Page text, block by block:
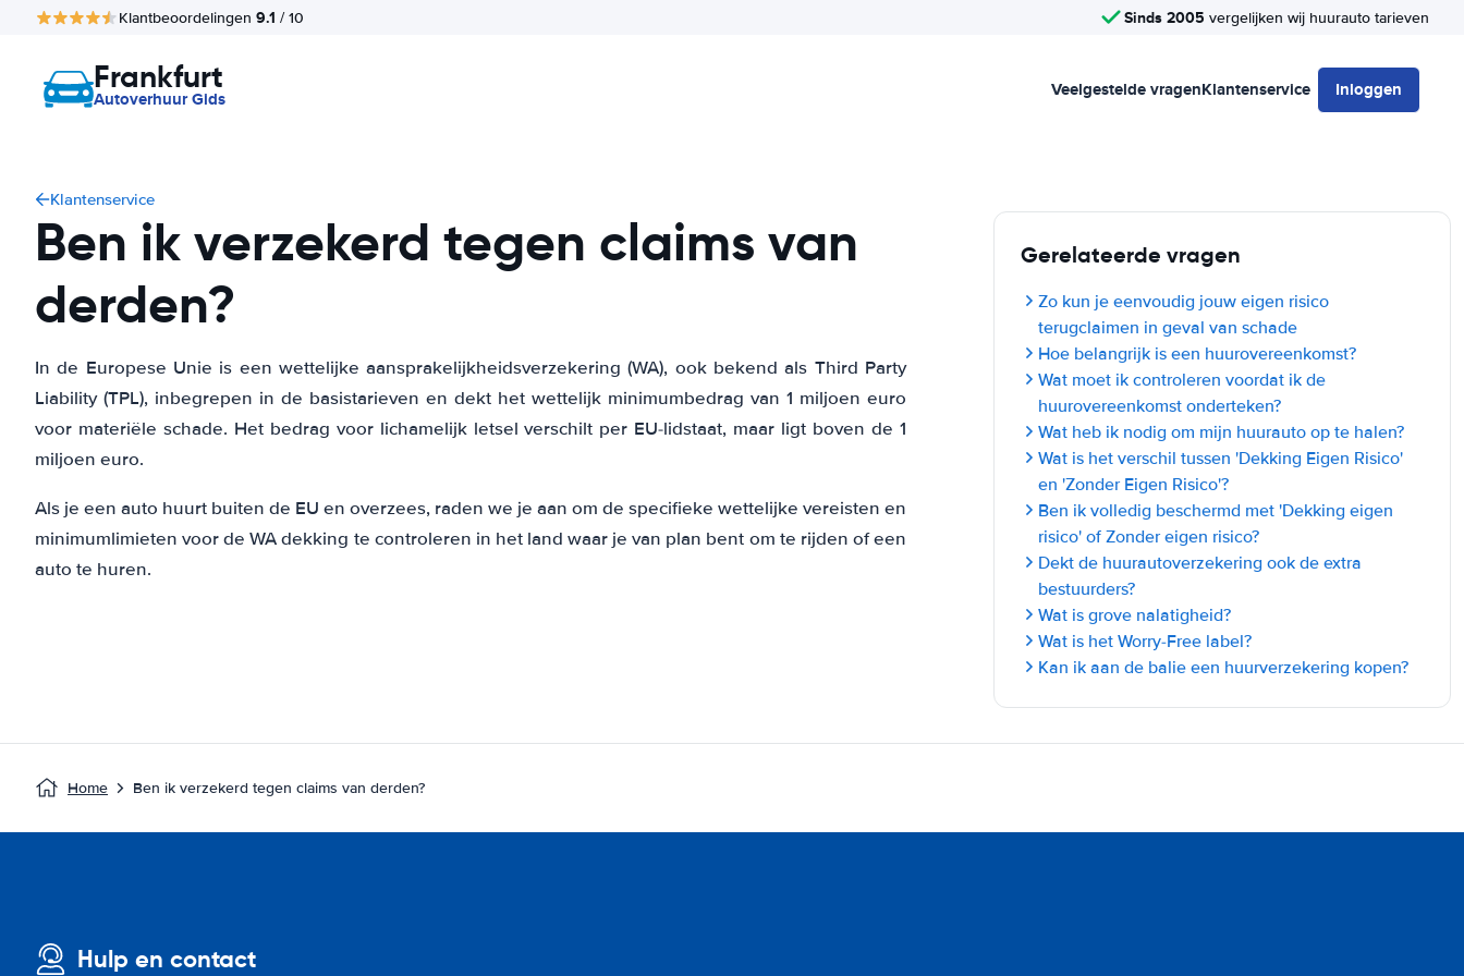
Klantbeoordelingen 9.1 / 10 Sinds 2005 vergelijken wij huurauto tarieven
Frankfurt
Autoverhuur Gids Veelgestelde vragenKlantenservice Inloggen
Klantenservice
Ben ik verzekerd tegen claims van
derden?
In de Europese Unie is een wettelijke aansprakelijkheidsverzekering (WA), ook bekend als Third Party
Liability (TPL), inbegrepen in de basistarieven en dekt het wettelijk minimumbedrag van 1 miljoen euro
voor materiële schade. Het bedrag voor lichamelijk letsel verschilt per EU-lidstaat, maar ligt boven de 1
miljoen euro.
Als je een auto huurt buiten de EU en overzees, raden we je aan om de specifieke wettelijke vereisten en
minimumlimieten voor de WA dekking te controleren in het land waar je van plan bent om te rijden of een
auto te huren.
Gerelateerde vragen
Zo kun je eenvoudig jouw eigen risico
terugclaimen in geval van schade
Hoe belangrijk is een huurovereenkomst?
Wat moet ik controleren voordat ik de
huurovereenkomst onderteken?
Wat heb ik nodig om mijn huurauto op te halen?
Wat is het verschil tussen 'Dekking Eigen Risico'
en 'Zonder Eigen Risico'?
Ben ik volledig beschermd met 'Dekking eigen
risico' of Zonder eigen risico?
Dekt de huurautoverzekering ook de extra
bestuurders?
Wat is grove nalatigheid?
Wat is het Worry-Free label?
Kan ik aan de balie een huurverzekering kopen?
Home Ben ik verzekerd tegen claims van derden?
Hulp en contact